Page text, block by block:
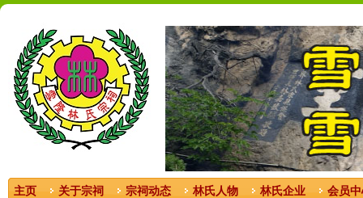
主页 关于宗祠 宗祠动态 林氏人物 林氏企业 会员